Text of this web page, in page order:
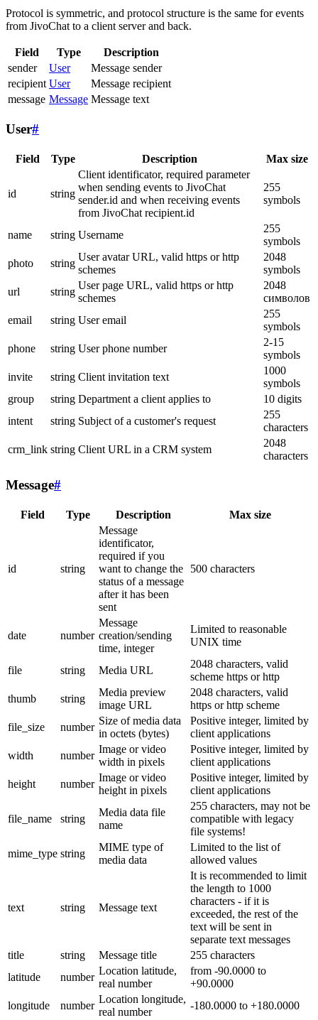
Protocol is symmetric, and protocol structure is the same for events
from JivoChat to a client server and back.
Field Type
Description
sender
User
Message sender
recipient User
Message recipient
message Message Message text
User#
Field Type Description Max size
id string
Client identificator, required parameter
when sending events to JivoChat
sender.id and when receiving events
from JivoChat recipient.id
255
symbols
name string Username
255
symbols
photo
string
User avatar URL, valid https or http
schemes
2048
symbols
url
string
User page URL, valid https or http
schemes
2048
символов
email
string User email
255
symbols
phone
string User phone number
2-15
symbols
invite
string Client invitation text
1000
symbols
group
string Department a client applies to
10 digits
intent
string Subject of a customer's request
255
characters
crm_link string Client URL in a CRM system
2048
characters
Message#
Field Type Description Max size
id string
Message
identificator,
required if you
want to change the
status of a message
after it has been
sent
500 characters
date number
Message
creation/sending
time, integer
Limited to reasonable
UNIX time
file string Media URL
2048 characters, valid
scheme https or http
thumb
string
Media preview
image URL
2048 characters, valid
https or http scheme
file_size
number
Size of media data
in octets (bytes)
Positive integer, limited by
client applications
width
number
Image or video
width in pixels
Positive integer, limited by
client applications
height
number
Image or video
height in pixels
Positive integer, limited by
client applications
file_name string
Media data file
name
255 characters, may not be
compatible with legacy
file systems!
mime_type string
MIME type of
media data
Limited to the list of
allowed values
text string Message text
It is recommended to limit
the length to 1000
characters - if it is
exceeded, the rest of the
text will be sent in
separate text messages
title
string Message title
255 characters
latitude
number
Location latitude,
real number
from -90.0000 to
+90.0000
longitude
number
Location longitude,
real number
-180.0000 to +180.0000